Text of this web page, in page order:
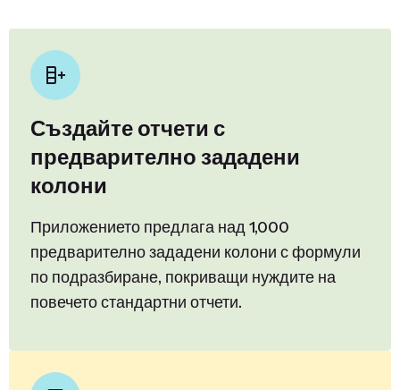
Създайте отчети с
предварително зададени
колони
Приложението предлага над 1,000
предварително зададени колони с формули
по подразбиране, покриващи нуждите на
повечето стандартни отчети.